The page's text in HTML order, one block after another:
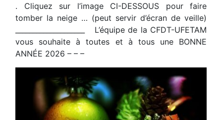
. Cliquez sur l’image CI-DESSOUS pour faire
tomber la neige … (peut servir d’écran de veille)
____________________ L’équipe de la CFDT-UFETAM
vous souhaite à toutes et à tous une BONNE
ANNÉE 2026 – – –